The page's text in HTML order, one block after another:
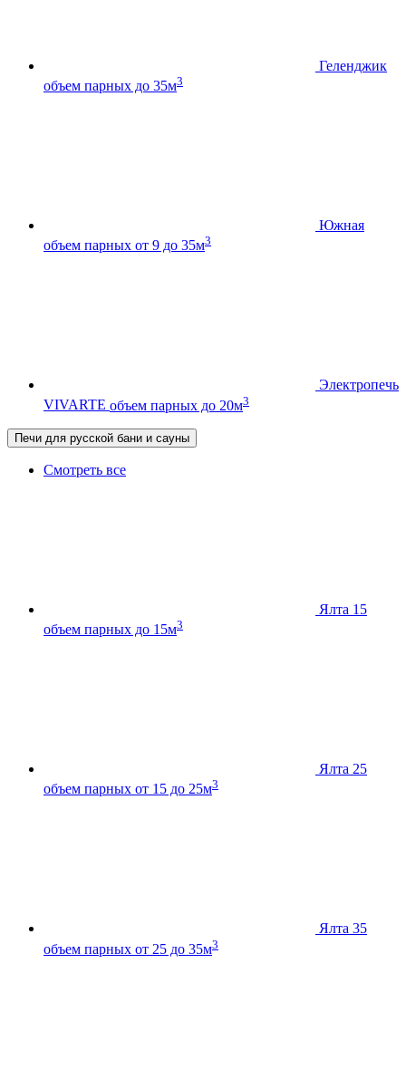
Геленджик
объем парных до 35м3
Южная
объем парных от 9 до 35м3
Электропечь
VIVARTE объем парных до 20м3
Печи для русской бани и сауны
Смотреть все
Ялта 15
объем парных до 15м3
Ялта 25
объем парных от 15 до 25м3
Ялта 35
объем парных от 25 до 35м3